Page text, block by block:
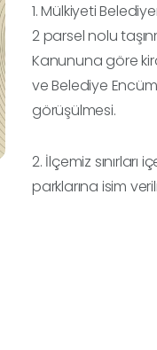
1. Mülkiyeti
2 parsel nolu
Kanununa göre
ve Belediye
görüşülmesi.
2. İlçemiz
parklarına isim